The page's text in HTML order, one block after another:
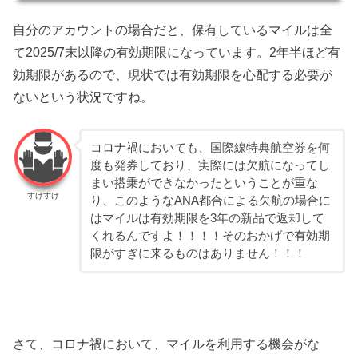
自分のアカウントの場合だと、保有しているマイルは全
て2025/7末以降の有効期限になっています。2年半ほど有
効期限があるので、現状では有効期限を心配する必要が
ないという状況ですね。
すけすけ
コロナ禍においても、国際線特典航空券を何
度も発券しており、実際には欠航になってし
まい搭乗ができなかったということが重な
り、このようなANA都合による欠航の場合に
はマイルは有効期限を3年の新品で返却して
くれるんですよ！！！！そのおかげで有効期
限がすぎに来るものはありません！！！
さて、コロナ禍において、マイルを利用する機会がな